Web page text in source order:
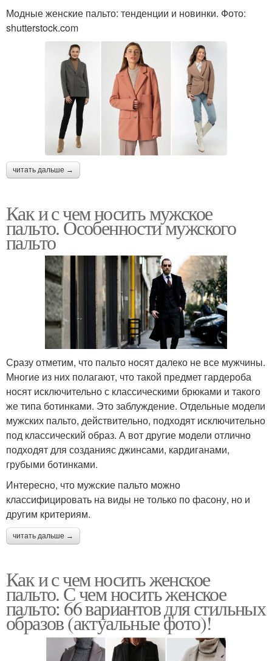
Модные женские пальто: тенденции и новинки. Фото:
shutterstock.com
читать дальше →
Как и с чем носить мужское
пальто. Особенности мужского
пальто
Сразу отметим, что пальто носят далеко не все мужчины.
Многие из них полагают, что такой предмет гардероба
носят исключительно с классическими брюками и такого
же типа ботинками. Это заблуждение. Отдельные модели
мужских пальто, действительно, подходят исключительно
под классический образ. А вот другие модели отлично
подходят для созданияс джинсами, кардиганами,
грубыми ботинками.
Интересно, что мужские пальто можно
классифицировать на виды не только по фасону, но и
другим критериям.
читать дальше →
Как и с чем носить женское
пальто. С чем носить женское
пальто: 66 вариантов для стильных
образов (актуальные фото)!